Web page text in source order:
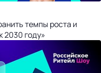
темпы роста и
2030 году»